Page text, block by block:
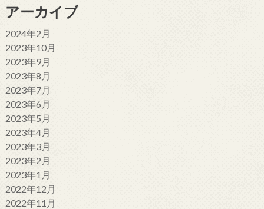
アーカイブ
2024年2月
2023年10月
2023年9月
2023年8月
2023年7月
2023年6月
2023年5月
2023年4月
2023年3月
2023年2月
2023年1月
2022年12月
2022年11月